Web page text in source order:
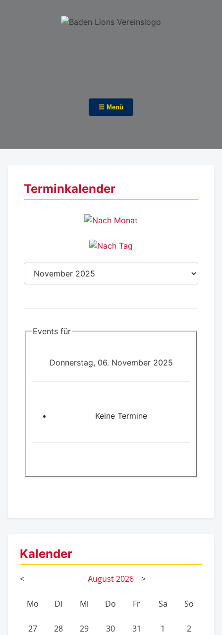
☰ Menü
Terminkalender
Events für
Donnerstag, 06. November 2025
Keine Termine
Kalender
< August2026 >
Mo Di Mi Do Fr Sa So
27 28 29 30 31 1 2